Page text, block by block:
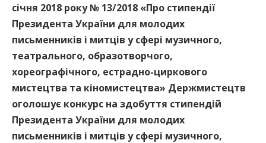
січня 2018 року № 13/2018 «Про стипендії
Президента України для молодих
письменників і митців у сфері музичного,
театрального, образотворчого,
хореографічного, естрадно-циркового
мистецтва та кіномистецтва» Держмистецтв
оголошує конкурс на здобуття стипендій
Президента України для молодих
письменників і митців у сфері музичного,